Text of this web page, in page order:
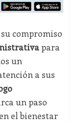
compromiso
para
un
a sus
un paso
el bienestar